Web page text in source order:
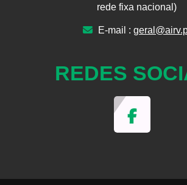
rede fixa nacional)
E-mail :
REDES